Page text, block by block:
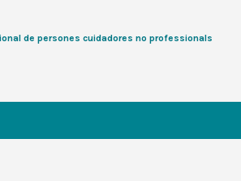
de persones cuidadores no professionals